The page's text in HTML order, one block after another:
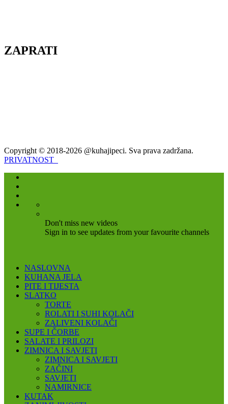
ZAPRATI
Copyright © 2018-2026 @kuhajipeci. Sva prava zadržana.
PRIVATNOST
Don't miss new videos
Sign in to see updates from your favourite channels
NASLOVNA
KUHANA JELA
PITE I TIJESTA
SLATKO
TORTE
ROLATI I SUHI KOLAČI
ZALIVENI KOLAČI
SUPE I ČORBE
SALATE I PRILOZI
ZIMNICA I SAVJETI
ZIMNICA I SAVJETI
ZAČINI
SAVJETI
NAMIRNICE
KUTAK